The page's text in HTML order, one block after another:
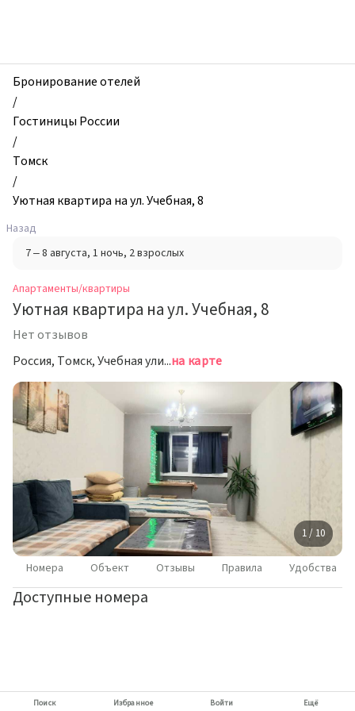
и
квартиры,
Уютная
квартира
на
ул.
Учебная,
8,
Томск,
Россия
Бронирование отелей
/
Гостиницы России
/
Томск
/
Уютная квартира на ул. Учебная, 8
Назад
7 – 8 августа, 1 ночь, 2 взрослых
Апартаменты/квартиры
Уютная квартира на ул. Учебная, 8
Нет отзывов
Россия, Томск, Учебная улица, 8на карте
1 / 10
Номера Объект Отзывы Правила Удобства
Доступные номера
Поиск Избранное Войти Ещё